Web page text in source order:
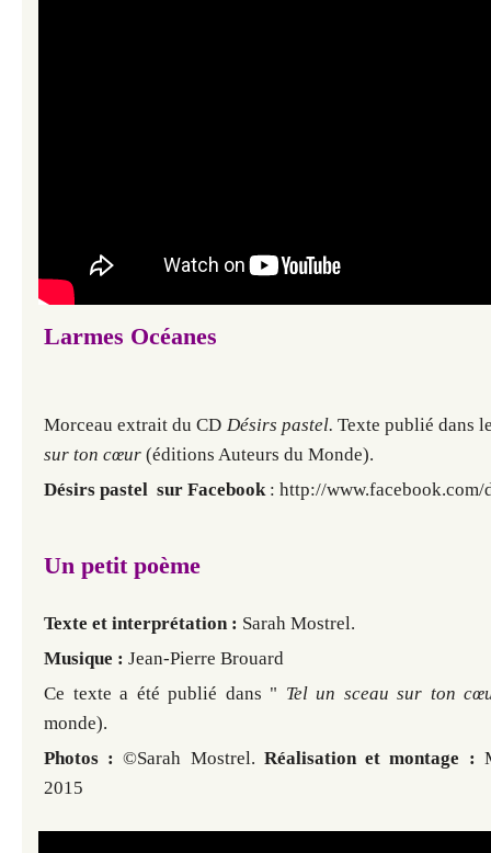
Larmes Océanes
Morceau extrait du CD Désirs pastel. Texte publié dans
sur ton cœur (éditions Auteurs du Monde).
Désirs pastel sur Facebook: http://www.facebook.com/
Un petit poème
Texte et interprétation : Sarah Mostrel.
Musique : Jean-Pierre Brouard
Ce texte a été publié dans " Tel un sceau sur ton
monde).
Photos :©Sarah Mostrel. Réalisation et montage :
2015